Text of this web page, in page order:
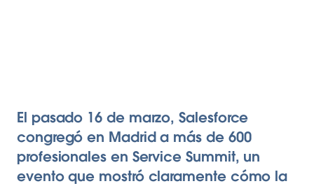
El pasado 16 de marzo, Salesforce
congregó en Madrid a más de 600
profesionales en Service Summit, un
evento que mostró claramente cómo la